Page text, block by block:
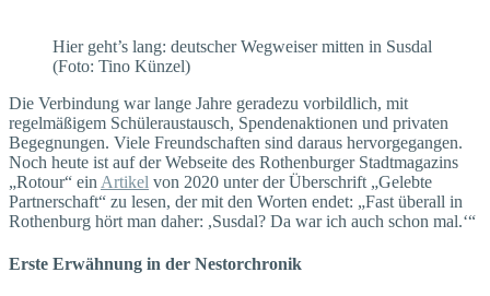
Hier geht’s lang: deutscher Wegweiser mitten in Susdal
(Foto: Tino Künzel)
Die Verbindung war lange Jahre geradezu vorbildlich, mit
regelmäßigem Schüleraustausch, Spendenaktionen und privaten
Begegnungen. Viele Freundschaften sind daraus hervorgegangen.
Noch heute ist auf der Webseite des Rothenburger Stadtmagazins
„Rotour“ ein Artikel von 2020 unter der Überschrift „Gelebte
Partnerschaft“ zu lesen, der mit den Worten endet: „Fast überall in
Rothenburg hört man daher: ,Susdal? Da war ich auch schon mal.‘“
Erste Erwähnung in der Nestorchronik